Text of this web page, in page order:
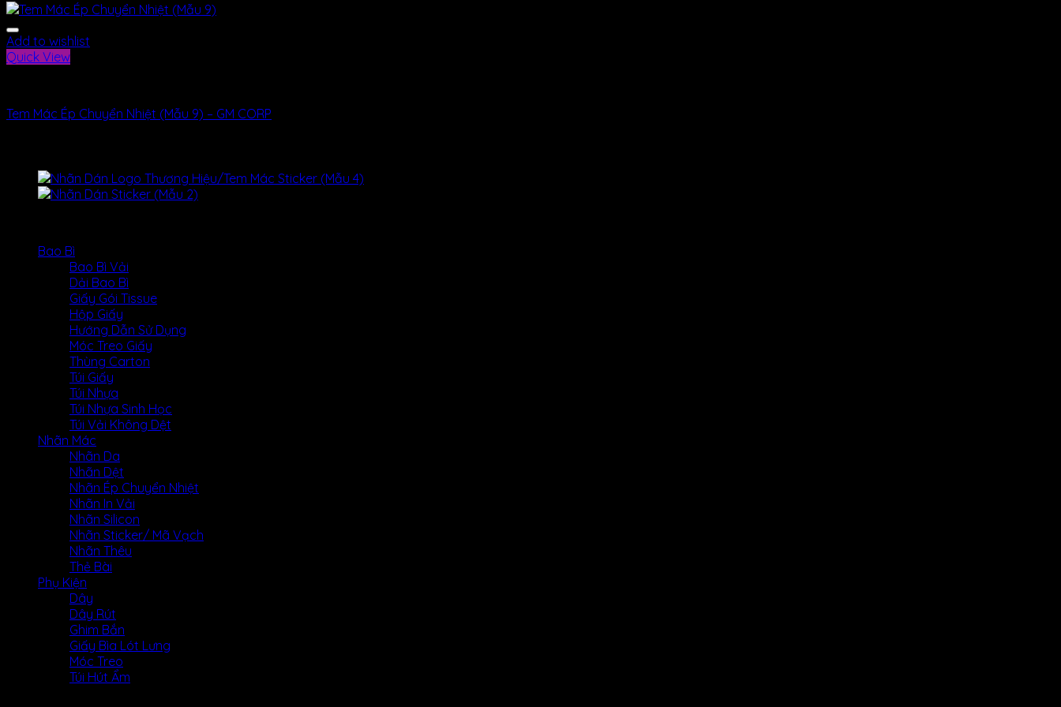
Add to wishlist
Quick View
Tem Mác Ép Chuyển Nhiệt (Mẫu 9) – GM CORP
Bao Bì
Bao Bì Vải
Dải Bao Bì
Giấy Gói Tissue
Hộp Giấy
Hướng Dẫn Sử Dụng
Móc Treo Giấy
Thùng Carton
Túi Giấy
Túi Nhựa
Túi Nhựa Sinh Học
Túi Vải Không Dệt
Nhãn Mác
Nhãn Da
Nhãn Dệt
Nhãn Ép Chuyển Nhiệt
Nhãn In Vải
Nhãn Silicon
Nhãn Sticker/ Mã Vạch
Nhãn Thêu
Thẻ Bài
Phụ Kiện
Dây
Dây Rút
Ghim Bắn
Giấy Bìa Lót Lưng
Móc Treo
Túi Hút Ẩm